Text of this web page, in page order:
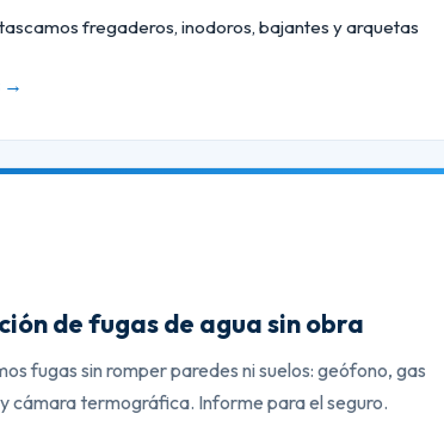
fregaderos, inodoros, bajantes y arquetas
→
de fugas de agua sin obra
fugas sin romper paredes ni suelos: geófono, gas
cámara termográfica. Informe para el seguro.